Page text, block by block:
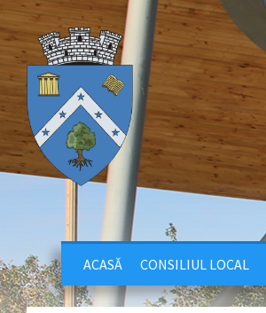
ACASĂ CONSILIUL LOCAL